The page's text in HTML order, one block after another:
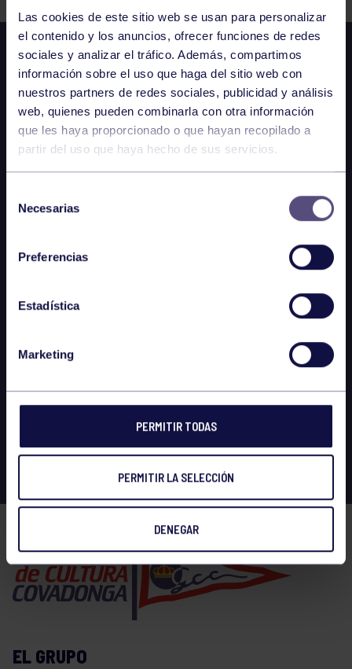
Las cookies de este sitio web se usan para personalizar
el contenido y los anuncios, ofrecer funciones de redes
sociales y analizar el tráfico. Además, compartimos
información sobre el uso que haga del sitio web con
nuestros partners de redes sociales, publicidad y análisis
web, quienes pueden combinarla con otra información
que les haya proporcionado o que hayan recopilado a
partir del uso que haya hecho de sus servicios.
Necesarias
Preferencias
Estadística
Marketing
PERMITIR TODAS
PERMITIR LA SELECCIÓN
DENEGAR
EL GRUPO